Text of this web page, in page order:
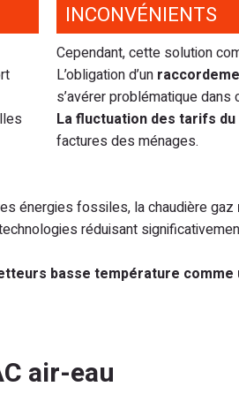
INCONVÉNIENTS
Cependant, cette solution
L’obligation d’un
s’avérer problématique dans
La fluctuation des tarifs du
factures des ménages.
énergies fossiles, la chaudière gaz
réduisant
basse température comme
air-eau